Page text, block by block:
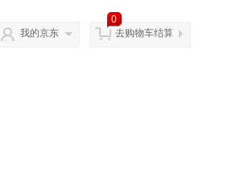
我的京东
0
去购物车结算